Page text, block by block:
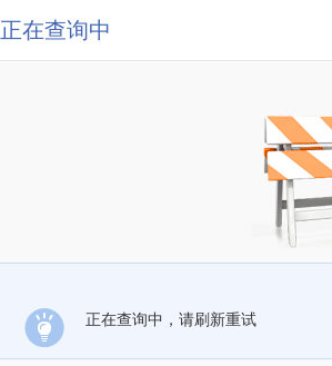
正在查询中
正在查询中，请刷新重试